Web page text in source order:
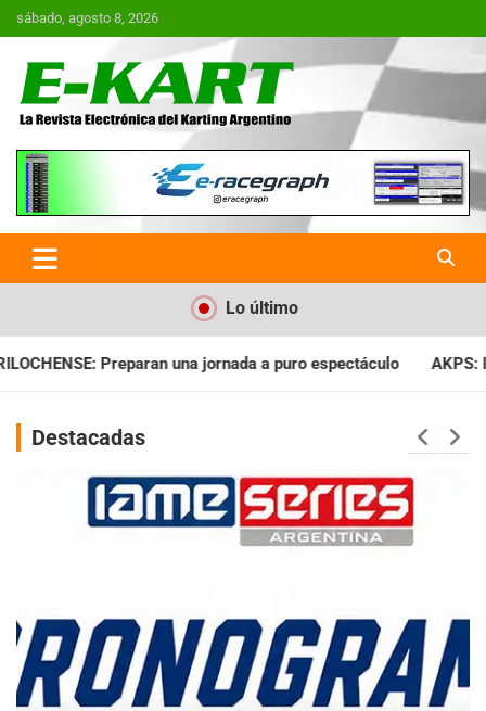
Saltar
al
sábado, agosto 8, 2026
E-Kart.com.ar | La Revista
Electrónica del Karting en
Argentina
Lo último
a puro espectáculo AKPS: Intervino la IGJ y oficializó el
Destacadas